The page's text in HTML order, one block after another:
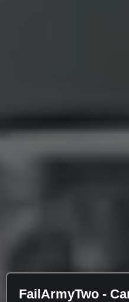
FailArmyTwo -